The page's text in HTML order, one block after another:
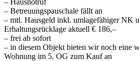
– Betreuungspauschale fällt an
– mtl. Hausgeld inkl. umlagefähiger NK
Erhaltungsrücklage aktuell € 186,–
– frei ab sofort
– in diesem Objekt bieten wir noch eine
Wohnung im 5. OG zum Kauf an